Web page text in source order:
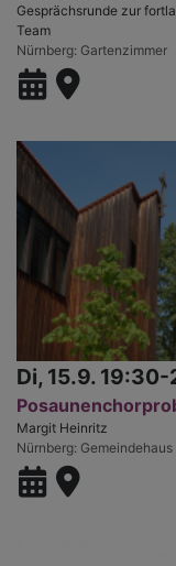
Gesprächsrunde zur
Team
Nürnberg Gartenzimmer
Di, 15.9.
Margit Heinritz
Nürnberg Gemeindehaus